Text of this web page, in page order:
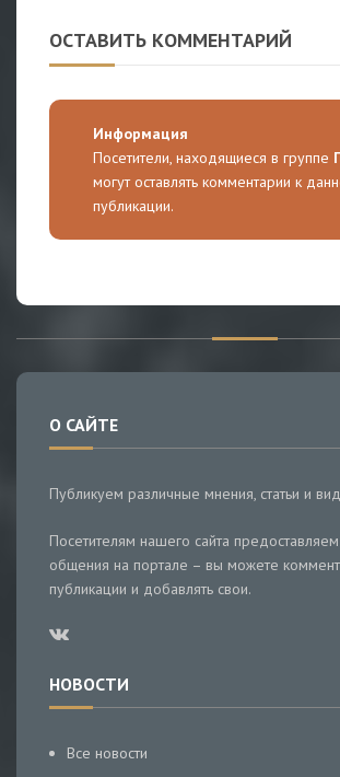
ОСТАВИТЬ КОММЕНТАРИЙ
Информация
Посетители, находящиеся в группе
могут оставлять комментарии к
публикации.
О САЙТЕ
Публикуем различные мнения, статьи и
Посетителям нашего сайта
общения на портале – вы можете
публикации и добавлять свои.
НОВОСТИ
Все новости